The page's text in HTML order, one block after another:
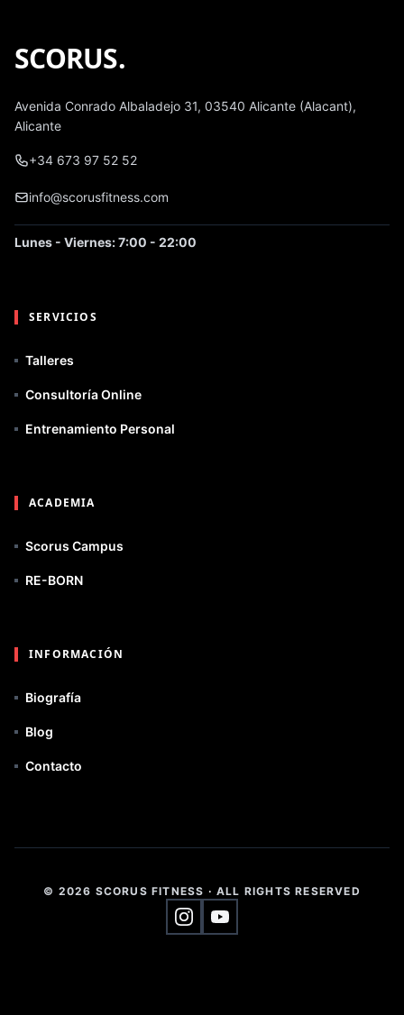
SCORUS.
Avenida Conrado Albaladejo 31, 03540 Alicante (Alacant),
Alicante
+34 673 97 52 52
info@scorusfitness.com
Lunes - Viernes: 7:00 - 22:00
SERVICIOS
Talleres
Consultoría Online
Entrenamiento Personal
ACADEMIA
Scorus Campus
RE-BORN
INFORMACIÓN
Biografía
Blog
Contacto
© 2026 SCORUS FITNESS · ALL RIGHTS RESERVED